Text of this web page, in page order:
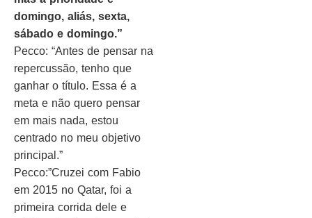
domingo, aliás, sexta,
sábado e domingo.”
Pecco: “Antes de pensar na
repercussão, tenho que
ganhar o título. Essa é a
meta e não quero pensar
em mais nada, estou
centrado no meu objetivo
principal.”
Pecco:”Cruzei com Fabio
em 2015 no Qatar, foi a
primeira corrida dele e